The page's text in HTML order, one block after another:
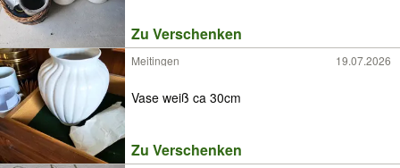
Zu Verschenken
Meitingen 19.07.2026
Vase weiß ca 30cm
Zu Verschenken